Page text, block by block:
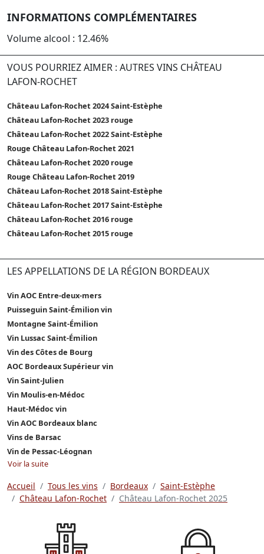
INFORMATIONS COMPLÉMENTAIRES
Volume alcool : 12.46%
VOUS POURRIEZ AIMER : AUTRES VINS CHÂTEAU
LAFON-ROCHET
Château Lafon-Rochet 2024 Saint-Estèphe
Château Lafon-Rochet 2023 rouge
Château Lafon-Rochet 2022 Saint-Estèphe
Rouge Château Lafon-Rochet 2021
Château Lafon-Rochet 2020 rouge
Rouge Château Lafon-Rochet 2019
Château Lafon-Rochet 2018 Saint-Estèphe
Château Lafon-Rochet 2017 Saint-Estèphe
Château Lafon-Rochet 2016 rouge
Château Lafon-Rochet 2015 rouge
LES APPELLATIONS DE LA RÉGION BORDEAUX
Vin AOC Entre-deux-mers
Puisseguin Saint-Émilion vin
Montagne Saint-Émilion
Vin Lussac Saint-Émilion
Vin des Côtes de Bourg
AOC Bordeaux Supérieur vin
Vin Saint-Julien
Vin Moulis-en-Médoc
Haut-Médoc vin
Vin AOC Bordeaux blanc
Vins de Barsac
Vin de Pessac-Léognan
Voir la suite
Accueil Tous les vins Bordeaux
Saint-Estèphe
Château Lafon-Rochet
Château Lafon-Rochet 2025